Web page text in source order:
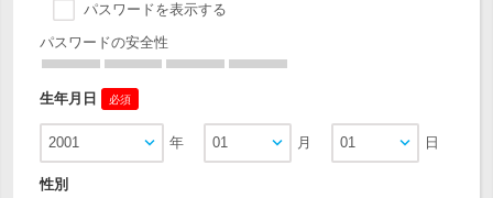
パスワードを表示する
パスワードの安全性
生年月日 必須
2001 年 01 月 01 日
性別